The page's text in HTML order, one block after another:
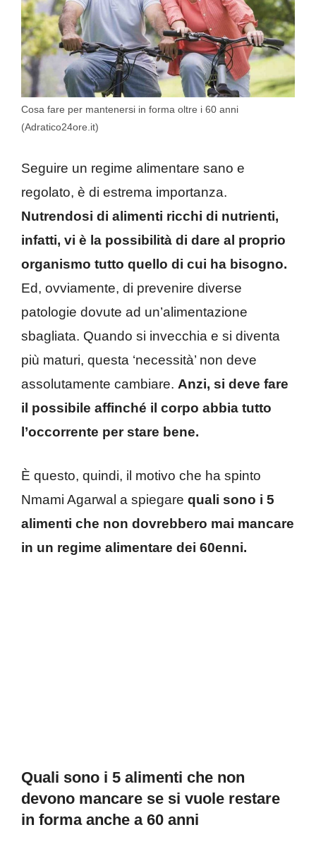
Cosa fare per mantenersi in forma oltre i 60 anni
(Adratico24ore.it)
Seguire un regime alimentare sano e
regolato, è di estrema importanza.
Nutrendosi di alimenti ricchi di nutrienti,
infatti, vi è la possibilità di dare al proprio
organismo tutto quello di cui ha bisogno.
Ed, ovviamente, di prevenire diverse
patologie dovute ad un’alimentazione
sbagliata. Quando si invecchia e si diventa
più maturi, questa ‘necessità’ non deve
assolutamente cambiare. Anzi, si deve fare
il possibile affinché il corpo abbia tutto
l’occorrente per stare bene.
È questo, quindi, il motivo che ha spinto
Nmami Agarwal a spiegare quali sono i 5
alimenti che non dovrebbero mai mancare
in un regime alimentare dei 60enni.
Quali sono i 5 alimenti che non
devono mancare se si vuole restare
in forma anche a 60 anni